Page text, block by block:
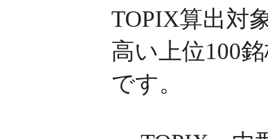
TOPIX算出対
高い上位100
です。